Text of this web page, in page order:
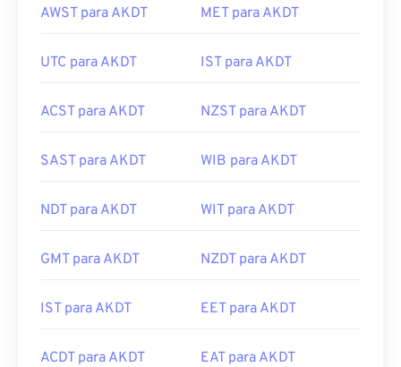
AWST para AKDT MET para AKDT
UTC para AKDT IST para AKDT
ACST para AKDT NZST para AKDT
SAST para AKDT WIB para AKDT
NDT para AKDT WIT para AKDT
GMT para AKDT NZDT para AKDT
IST para AKDT EET para AKDT
ACDT para AKDT EAT para AKDT